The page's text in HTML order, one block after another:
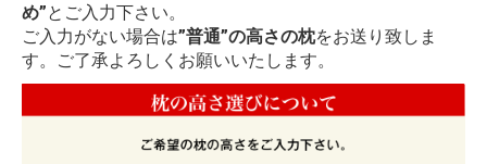
め”とご入力下さい。
ご入力がない場合は”普通”の高さの枕をお送り致しま
す。ご了承よろしくお願いいたします。